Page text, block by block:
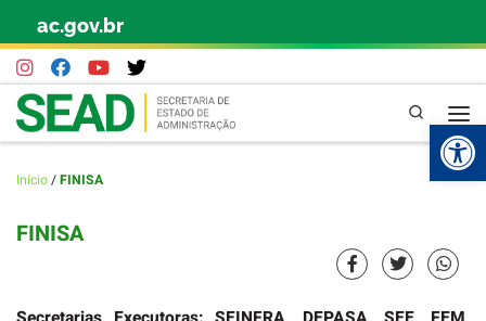
Skip to content
ac.gov.br
Pesquisa
Início/FINISA
FINISA